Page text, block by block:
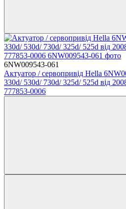
6NW009543-061
Актуатор / сервопривід Hella
330d/ 530d/ 730d/ 325d/ 525d від
777853-0006